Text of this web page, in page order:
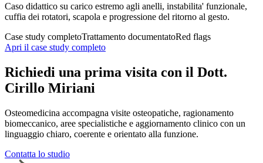
Caso didattico su carico estremo agli anelli, instabilita' funzionale,
cuffia dei rotatori, scapola e progressione del ritorno al gesto.
Case study completoTrattamento documentatoRed flags
Apri il case study completo
Richiedi una prima visita con il Dott.
Cirillo Miriani
Osteomedicina accompagna visite osteopatiche, ragionamento
biomeccanico, aree specialistiche e aggiornamento clinico con un
linguaggio chiaro, coerente e orientato alla funzione.
Contatta lo studio